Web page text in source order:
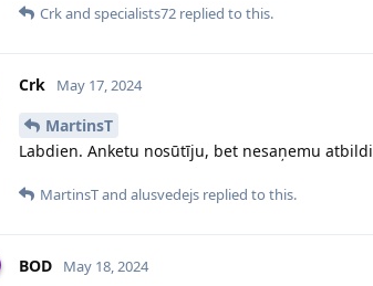
Crkand specialists72 replied to this.
Crk May 17, 2024
MartinsT
Labdien. Anketu nosūtīju, bet nesaņemu atbildi
MartinsTand alusvedejs replied to this.
BOD May 18, 2024